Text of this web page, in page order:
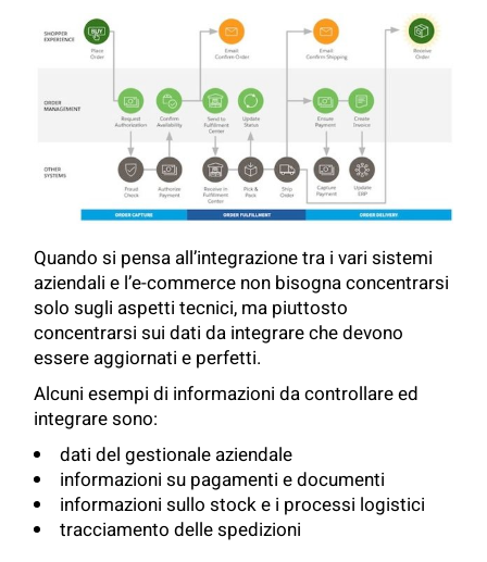
Quando si pensa all’integrazione tra i vari sistemi
aziendali e l’e-commerce non bisogna concentrarsi
solo sugli aspetti tecnici, ma piuttosto
concentrarsi sui dati da integrare che devono
essere aggiornati e perfetti.
Alcuni esempi di informazioni da controllare ed
integrare sono:
dati del gestionale aziendale
informazioni su pagamenti e documenti
informazioni sullo stock e i processi logistici
tracciamento delle spedizioni